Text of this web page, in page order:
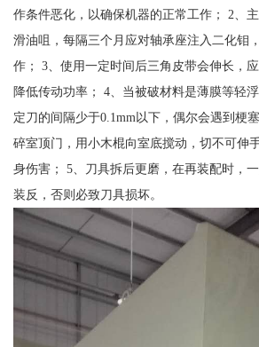
作条件恶化，以确保机器的正常工作； 2、
滑油咀，每隔三个月应对轴承座注入二化钼
作； 3、使用一定时间后三角皮带会伸长，
降低传动功率； 4、当被破材料是薄膜等轻
定刀的间隔少于0.1mm以下，偶尔会遇到梗
碎室顶门，用小木棍向室底搅动，切不可伸
身伤害； 5、刀具拆后更磨，在再装配时，
装反，否则必致刀具损坏。